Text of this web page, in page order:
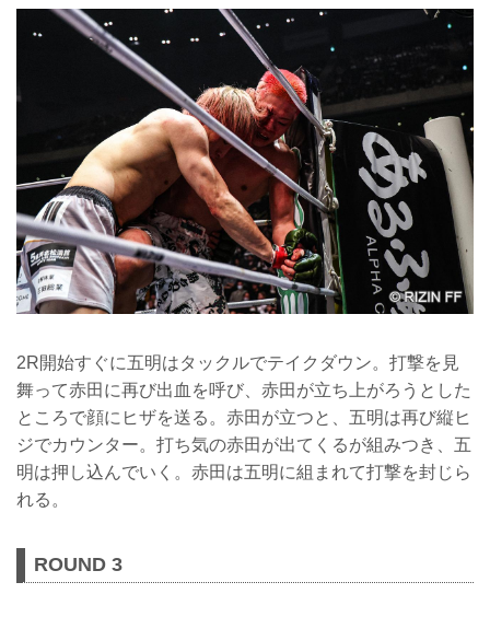
2R開始すぐに五明はタックルでテイクダウン。打撃を見
舞って赤田に再び出血を呼び、赤田が立ち上がろうとした
ところで顔にヒザを送る。赤田が立つと、五明は再び縦ヒ
ジでカウンター。打ち気の赤田が出てくるが組みつき、五
明は押し込んでいく。赤田は五明に組まれて打撃を封じら
れる。
ROUND 3